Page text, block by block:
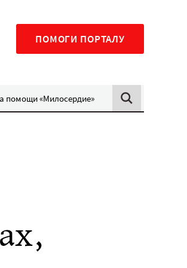
ПОМОГИ ПОРТАЛУ
помощи «Милосердие»